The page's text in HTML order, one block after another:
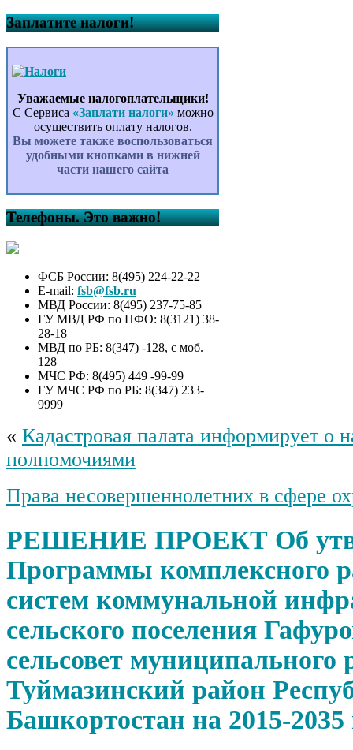
Заплатите налоги!
Уважаемые налогоплательщики!
С Сервиса «Заплати налоги» можно
осуществить оплату налогов.
Вы можете также воспользоваться
удобными кнопками в нижней
части нашего сайта
Телефоны. Это важно!
ФСБ России: 8(495) 224-22-22
E-mail: fsb@fsb.ru
МВД России: 8(495) 237-75-85
ГУ МВД РФ по ПФО: 8(3121) 38-
28-18
МВД по РБ: 8(347) -128, с моб. —
128
МЧС РФ: 8(495) 449 -99-99
ГУ МЧС РФ по РБ: 8(347) 233-
9999
« Кадастровая палата информирует о
полномочиями
Права несовершеннолетних в сфере
РЕШЕНИЕ ПРОЕКТ Об
Программы комплексного
систем коммунальной
сельского поселения
сельсовет муниципального
Туймазинский район
Башкортостан на 2015-2035